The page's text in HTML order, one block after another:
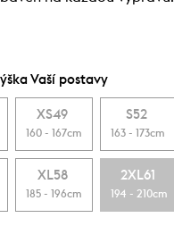
Vaší postavy
XS49
160 - 167cm
S52
163 - 173cm
XL58
185 - 196cm
2XL61
194 - 210cm